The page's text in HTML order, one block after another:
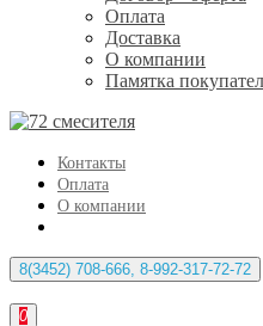
Оплата
Доставка
О компании
Памятка
Контакты
Оплата
О компании
8(3452) 708-666, 8-992-317-72-72
0